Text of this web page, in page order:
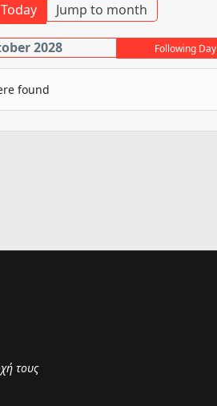
Today Jump to month
2028 Following Day
found
τους